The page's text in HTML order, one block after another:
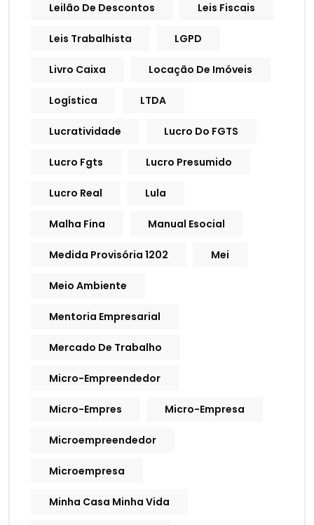
Leilão De Descontos Leis Fiscais
Leis Trabalhista LGPD
Livro Caixa Locação De Imóveis
Logística LTDA
Lucratividade Lucro Do FGTS
Lucro Fgts Lucro Presumido
Lucro Real Lula
Malha Fina Manual Esocial
Medida Provisória 1202 Mei
Meio Ambiente
Mentoria Empresarial
Mercado De Trabalho
Micro-Empreendedor
Micro-Empres Micro-Empresa
Microempreendedor
Microempresa
Minha Casa Minha Vida